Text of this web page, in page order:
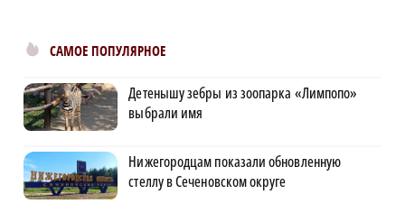
САМОЕ ПОПУЛЯРНОЕ
Детенышу зебры из зоопарка «Лимпопо»
выбрали имя
Нижегородцам показали обновленную
стеллу в Сеченовском округе